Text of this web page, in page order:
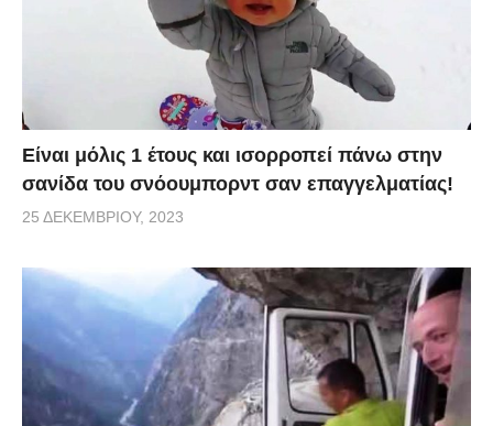
Είναι μόλις 1 έτους και ισορροπεί πάνω στην
σανίδα του σνόουμπορντ σαν επαγγελματίας!
25 ΔΕΚΕΜΒΡΊΟΥ, 2023